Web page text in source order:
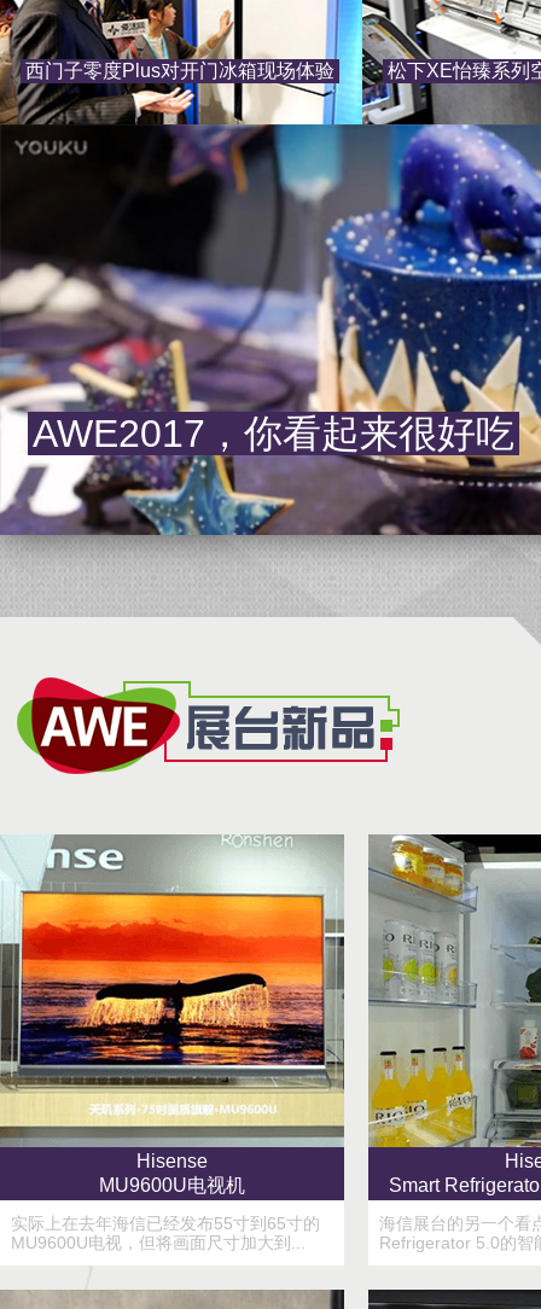
西门子零度Plus对开门冰箱现场体验 松下XE怡臻系列
AWE2017，你看起来很好吃
Hisense
MU9600U电视机
实际上在去年海信已经发布55寸到65寸的
MU9600U电视，但将画面尺寸加大到...
Smart
海信展台的另一个看
Refrigerator 5.0的智